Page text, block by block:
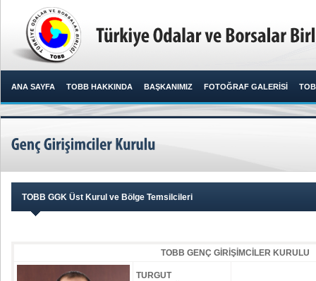
ANA SAYFA TOBB HAKKINDA BAŞKANIMIZ FOTOĞRAF GALERİSİ
TOBB GGK Üst Kurul ve Bölge Temsilcileri
TOBB GENÇ GİRİŞİMCİLER KURULU
TURGUT